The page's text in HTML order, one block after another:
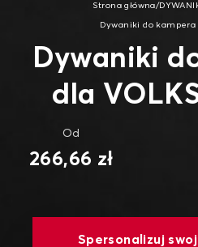
Strona główna/
Dywaniki do kampera
Dywaniki
dla
Od
266,66 zł
Spersonalizuj